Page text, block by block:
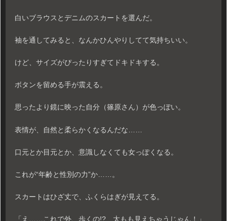
白いブラウスとデニムのスカートを選んだ。
袖を通してみると、なんかひんやりしてて気持ちいい。
けど、サイズがぴったりすぎてドキドキする。
ボタンを留める手が震える。
思ったより鏡に映った自分（篠原さん）が色っぽい。
表情が、自然と柔らかくなるんだな……
口元とか目元とか、意識しなくても女っぽくなる。
これが“年齢と性別の力”か……。
スカートはひざ丈で、ふくらはぎが見えてる。
「え……これで外、歩くの!? 太もも見えちゃうじゃん！」